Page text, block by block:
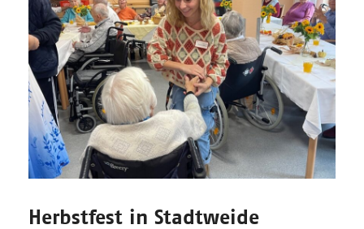
Herbstfest in Stadtweide